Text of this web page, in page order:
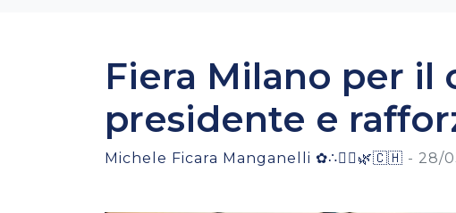
Fiera Milano per il
presidente e
Michele Ficara Manganelli ✿∴♛🌿🇨🇭 - 28/